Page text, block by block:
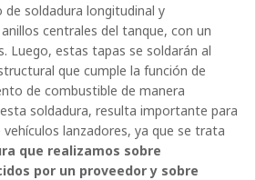
de soldadura longitudinal y
centrales del tanque, con un
Luego, estas tapas se soldarán al
que cumple la función de
de combustible de manera
soldadura, resulta importante para
vehículos lanzadores, ya que se trata
que realizamos sobre
por un proveedor y sobre